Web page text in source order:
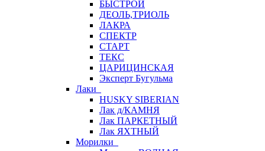
БЫСТРОЙ
ДЕОЛЬ,ТРИОЛЬ
ЛАКРА
СПЕКТР
СТАРТ
ТЕКС
ЦАРИЦИНСКАЯ
Эксперт Бугульма
Лаки
HUSKY SIBERIAN
Лак д/КАМНЯ
Лак ПАРКЕТНЫЙ
Лак ЯХТНЫЙ
Морилки